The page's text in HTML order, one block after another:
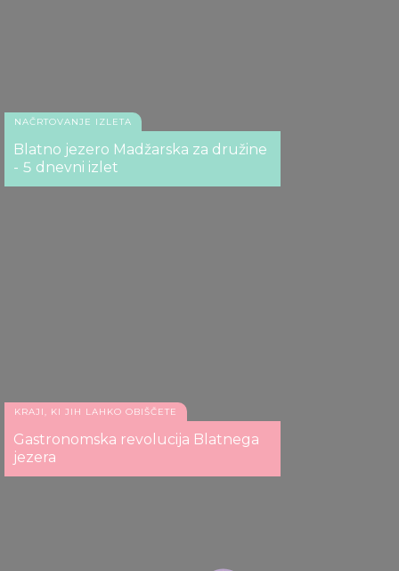
NAČRTOVANJE IZLETA
Blatno jezero Madžarska za družine
- 5 dnevni izlet
KRAJI, KI JIH LAHKO OBIŠČETE
Gastronomska revolucija Blatnega
jezera